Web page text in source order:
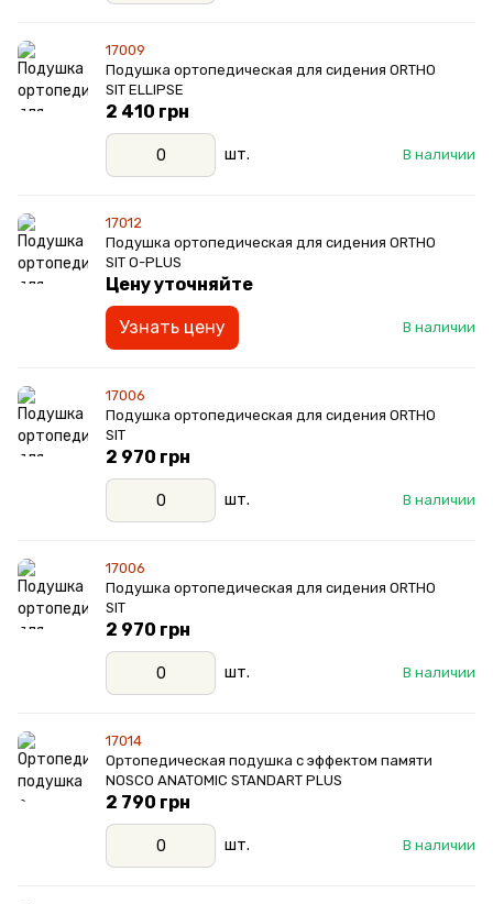
17009
Подушка ортопедическая для сидения ORTHO
SIT ELLIPSE
В наличии
2 410 грн
шт.
17012
Подушка ортопедическая для сидения ORTHO
SIT O-PLUS
В наличии
Цену уточняйте
Узнать цену
17006
Подушка ортопедическая для сидения ORTHO
SIT
В наличии
2 970 грн
шт.
17006
Подушка ортопедическая для сидения ORTHO
SIT
В наличии
2 970 грн
шт.
17014
Ортопедическая подушка с эффектом памяти
NOSCO ANATOMIC STANDART PLUS
В наличии
2 790 грн
шт.